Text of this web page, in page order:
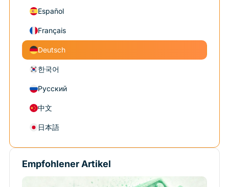
Español
Français
Deutsch
한국어
Русский
中文
日本語
Empfohlener Artikel